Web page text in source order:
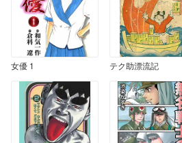
女優 1 テク助漂流記